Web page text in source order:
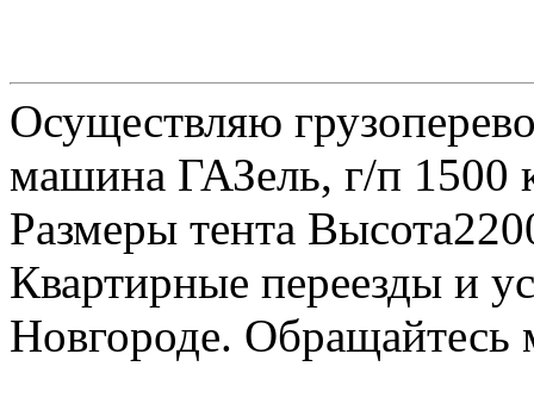
Осуществляю
машина ГАЗель, г/п 1500
Размеры тента
Квартирные переезды и
Новгороде.